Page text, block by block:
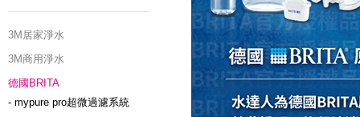
3M居家淨水
3M商用淨水
德國BRITA
- mypure pro超微過濾系統